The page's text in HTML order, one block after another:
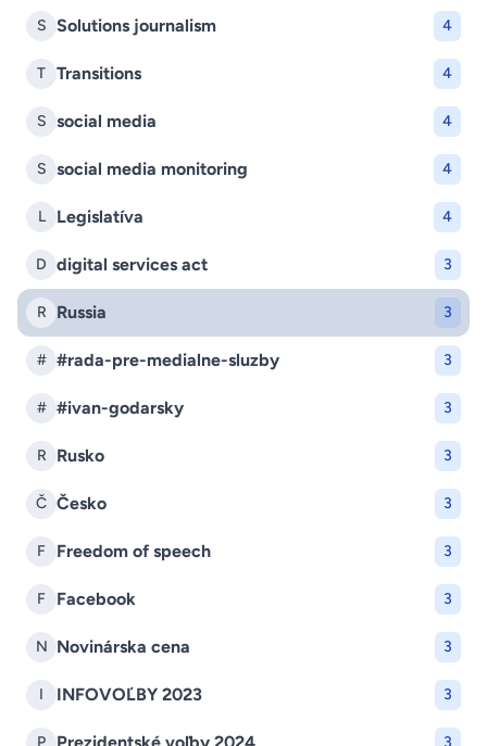
S Solutions journalism 4
T Transitions 4
S social media 4
S social media monitoring 4
L Legislatíva 4
D digital services act 3
R Russia 3
# #rada-pre-medialne-sluzby 3
# #ivan-godarsky 3
R Rusko 3
Č Česko 3
F Freedom of speech 3
F Facebook 3
N Novinárska cena 3
I INFOVOĽBY 2023 3
P 3